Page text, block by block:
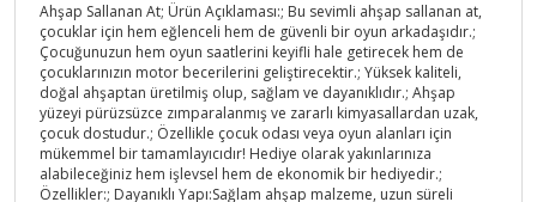
Ahşap Sallanan At; Ürün Açıklaması:; Bu sevimli ahşap sallanan at,
çocuklar için hem eğlenceli hem de güvenli bir oyun arkadaşıdır.;
Çocuğunuzun hem oyun saatlerini keyifli hale getirecek hem de
çocuklarınızın motor becerilerini geliştirecektir.; Yüksek kaliteli,
doğal ahşaptan üretilmiş olup, sağlam ve dayanıklıdır.; Ahşap
yüzeyi pürüzsüzce zımparalanmış ve zararlı kimyasallardan uzak,
çocuk dostudur.; Özellikle çocuk odası veya oyun alanları için
mükemmel bir tamamlayıcıdır! Hediye olarak yakınlarınıza
alabileceğiniz hem işlevsel hem de ekonomik bir hediyedir.;
Özellikler:; Dayanıklı Yapı:Sağlam ahşap malzeme, uzun süreli